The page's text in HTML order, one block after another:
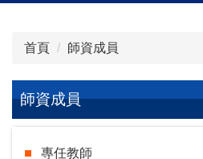
首頁 師資成員
師資成員
專任教師